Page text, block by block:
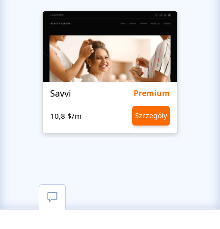
Savvi Premium
10,8 $/m Szczegóły